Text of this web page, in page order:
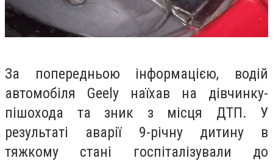
За попередньою інформацією, водій
автомобіля Geely наїхав на дівчинку-
пішохода та зник з місця ДТП. У
результаті аварії 9-річну дитину в
тяжкому стані госпіталізували до